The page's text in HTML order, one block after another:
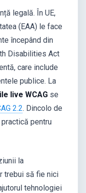
legală. În UE,
(EAA) le face
începând din
Disabilities Act
care include
publice. La
live WCAG se
2.2. Dincolo de
pentru
la
trebui să fie nici
tehnologiei